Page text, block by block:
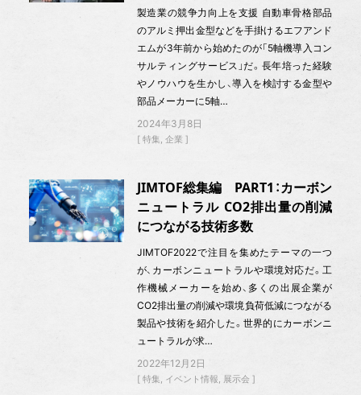
製造業の競争力向上を支援 自動車骨格部品
のアルミ押出金型などを手掛けるエフアンド
エムが3年前から始めたのが「5軸機導入コン
サルティングサービス」だ。長年培った経験
やノウハウを生かし、導入を検討する金型や
部品メーカーに5軸…
2024年3月8日
特集 企業
JIMTOF総集編 PART1：カーボン
ニュートラル CO2排出量の削減
につながる技術多数
JIMTOF2022で注目を集めたテーマの一つ
が、カーボンニュートラルや環境対応だ。工
作機械メーカーを始め、多くの出展企業が
CO2排出量の削減や環境負荷低減につながる
製品や技術を紹介した。世界的にカーボンニ
ュートラルが求…
2022年12月2日
特集 イベント情報 展示会